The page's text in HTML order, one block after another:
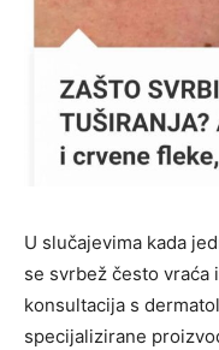
U slučajevima kada
se svrbež često vraća
konsultacija s
specijalizirane